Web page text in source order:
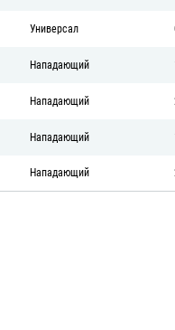
Универсал
Нападающий
Нападающий
Нападающий
Нападающий